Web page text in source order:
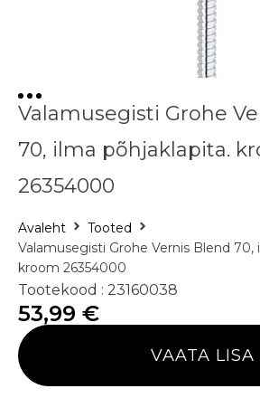
Valamusegisti Grohe
70, ilma põhjaklapita.
26354000
Avaleht
Tooted
Valamusegisti Grohe Vernis Blend 70,
kroom 26354000
Tootekood : 23160038
53,99 €
VAATA LISA